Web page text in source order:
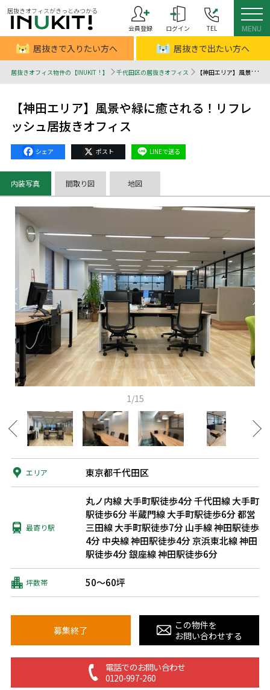
居抜きオフィスがきっとみつかる
会員登録
ログイン TEL MENU
居抜きで入りたい方へ 居抜きで出たい方へ
居抜きオフィス物件の【INUKIT！】 千代田区の居抜きオフィス 【神田エリア】風景や緑に癒される！リフレッシュ居抜きオフィス - 居抜きオフィスはINUKIT！（イヌキット）
【神田エリア】風景や緑に癒される！リフレ
ッシュ居抜きオフィス
Facebook
X Line
内装写真 間取り図 地図
1/15
エリア 東京都千代田区
最寄り駅
丸ノ内線 大手町駅徒歩4分千代田線 大手町
駅徒歩6分半蔵門線 大手町駅徒歩6分都営
三田線 大手町駅徒歩7分山手線 神田駅徒歩
4分中央線 神田駅徒歩4分京浜東北線 神田
駅徒歩4分銀座線 神田駅徒歩6分
坪数帯 50～60坪
募集終了
この物件を
お問い合わせする
電話でのお問い合わせ
0120-997-260